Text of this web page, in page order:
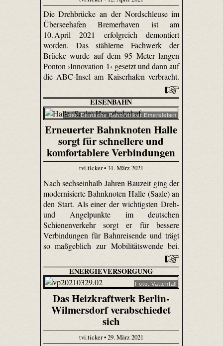
Die Drehbrücke an der Nordschleuse im
Überseehafen Bremerhaven ist am
10. April 2021 erfolgreich demontiert
worden. Das stählerne Fachwerk der
Brücke wurde auf dem 95 Meter langen
Ponton ›Innovation 1‹ gesetzt und dann auf
die ABC-Insel am Kaiserhafen verbracht.
EISENBAHN
Foto: Deutsche Bahn/Volker Emersleben
Erneuerter Bahnknoten Halle
sorgt für schnellere und
komfortablere Verbindungen
tvi.ticker • 31. März 2021
Nach sechseinhalb Jahren Bauzeit ging der
modernisierte Bahnknoten Halle (Saale) an
den Start. Als einer der wichtigsten Dreh-
und Angelpunkte im deutschen
Schienenverkehr sorgt er für bessere
Verbindungen für Bahnreisende und trägt
so maßgeblich zur Mobilitätswende bei.
ENERGIEVERSORGUNG
Foto: Vattenfall
Das Heizkraftwerk Berlin-
Wilmersdorf verabschiedet
sich
tvi.ticker • 29. März 2021